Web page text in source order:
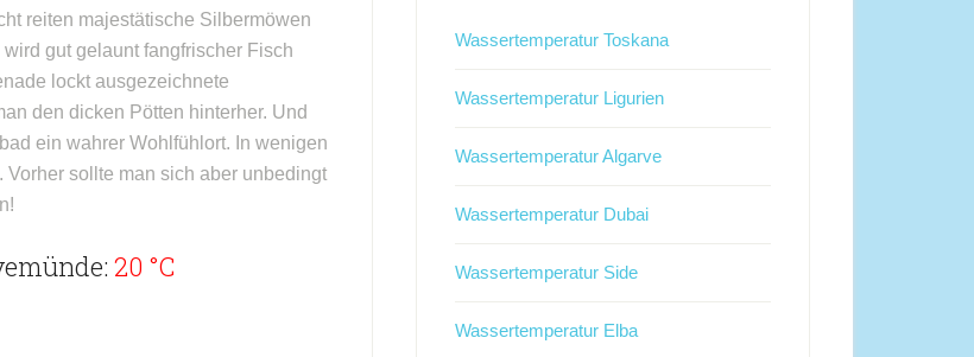
reiten majestätische Silbermöwen
gut gelaunt fangfrischer Fisch
lockt ausgezeichnete
den dicken Pötten hinterher. Und
ein wahrer Wohlfühlort. In wenigen
sollte man sich aber unbedingt
20 °C
Wassertemperatur Toskana
Wassertemperatur Ligurien
Wassertemperatur Algarve
Wassertemperatur Dubai
Wassertemperatur Side
Wassertemperatur Elba